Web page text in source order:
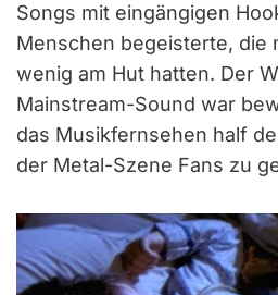
Songs mit eingängigen
Menschen begeisterte, die
wenig am Hut hatten. Der
Mainstream-Sound war
das Musikfernsehen half
der Metal-Szene Fans zu